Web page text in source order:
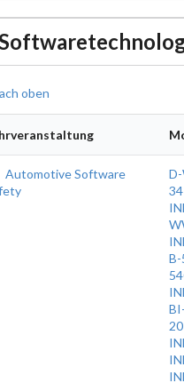
oben
Automotive Software
B-